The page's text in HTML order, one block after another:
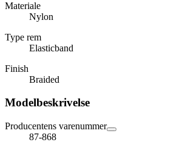
Materiale
Nylon
Type rem
Elasticband
Finish
Braided
Modelbeskrivelse
Producentens varenummer
87-868